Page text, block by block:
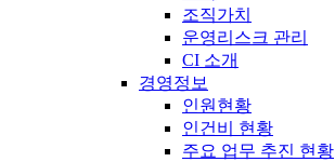
조직가치
운영리스크 관리
CI 소개
경영정보
인원현황
인건비 현황
주요 업무 추진 현황